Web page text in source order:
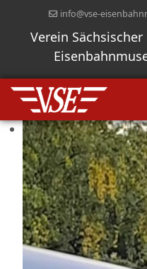
info@vse-
Verein